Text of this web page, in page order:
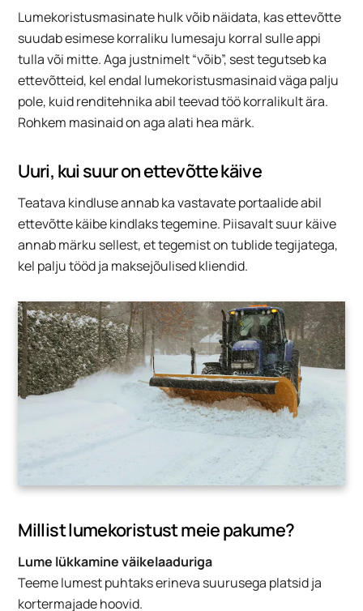
Lumekoristusmasinate hulk võib näidata, kas ettevõtte
suudab esimese korraliku lumesaju korral sulle appi
tulla või mitte. Aga justnimelt “võib”, sest tegutseb ka
ettevõtteid, kel endal lumekoristusmasinaid väga palju
pole, kuid renditehnika abil teevad töö korralikult ära.
Rohkem masinaid on aga alati hea märk.
Uuri, kui suur on ettevõtte käive
Teatava kindluse annab ka vastavate portaalide abil
ettevõtte käibe kindlaks tegemine. Piisavalt suur käive
annab märku sellest, et tegemist on tublide tegijatega,
kel palju tööd ja maksejõulised kliendid.
Millist lumekoristust meie pakume?
Lume lükkamine väikelaaduriga
Teeme lumest puhtaks erineva suurusega platsid ja
kortermajade hoovid.